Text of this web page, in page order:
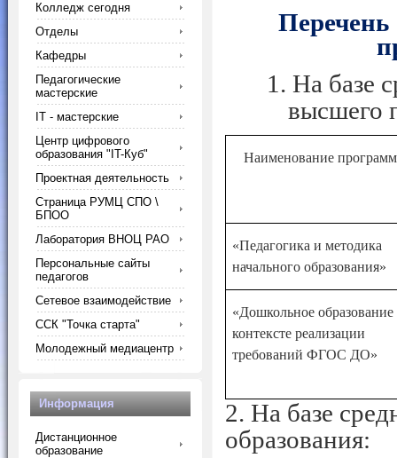
1. На базе
высшего
Наименование
«Педагогика и методика
начального образования»
«Дошкольное образование
контексте реализации
требований ФГОС ДО»
2. На базе
образования:
Колледж сегодня
Отделы
Кафедры
Педагогические
мастерские
IT - мастерские
Центр цифрового
образования "IT-Куб"
Проектная деятельность
Страница РУМЦ СПО \
БПОО
Лаборатория ВНОЦ РАО
Персональные сайты
педагогов
Сетевое взаимодействие
ССК "Точка старта"
Молодежный медиацентр
Информация
Дистанционное
образование